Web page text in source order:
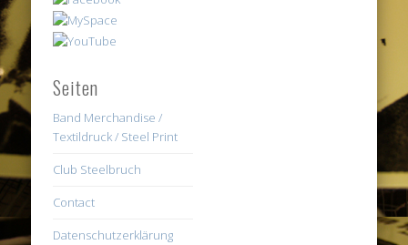
Seiten
Band Merchandise /
Textildruck / Steel Print
Club Steelbruch
Contact
Datenschutzerklärung